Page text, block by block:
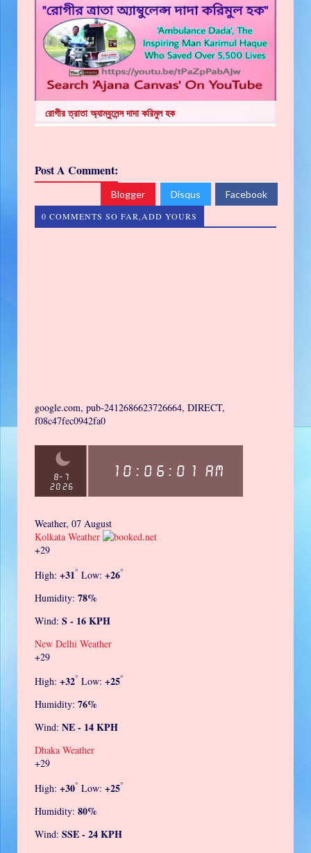
রোগীর ত্রাতা অ্যাম্বুলেন্স দাদা করিমুল হক
Post A Comment:
Blogger Disqus Facebook
0 COMMENTS SO FAR,ADD YOURS
google.com, pub-2412686623726664, DIRECT,
f08c47fec0942fa0
Weather, 07 August
Kolkata Weather
+29
High: +31° Low: +26°
Humidity: 78%
Wind: S - 16 KPH
New Delhi Weather
+29
High: +32° Low: +25°
Humidity: 76%
Wind: NE - 14 KPH
Dhaka Weather
+29
High: +30° Low: +25°
Humidity: 80%
Wind: SSE - 24 KPH